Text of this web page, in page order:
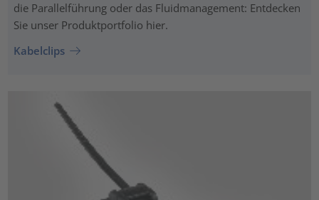
die Parallelführung oder das Fluidmanagement: Entdecken
Sie unser Produktportfolio hier.
Kabelclips